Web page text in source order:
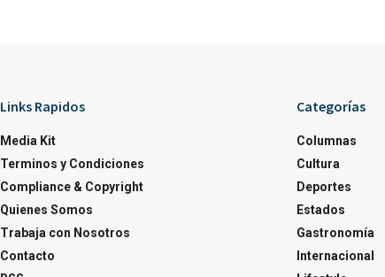
Links Rapidos
Media Kit
Terminos y Condiciones
Compliance & Copyright
Quienes Somos
Trabaja con Nosotros
Contacto
Categorías
Columnas
Cultura
Deportes
Estados
Gastronomía
Internacional